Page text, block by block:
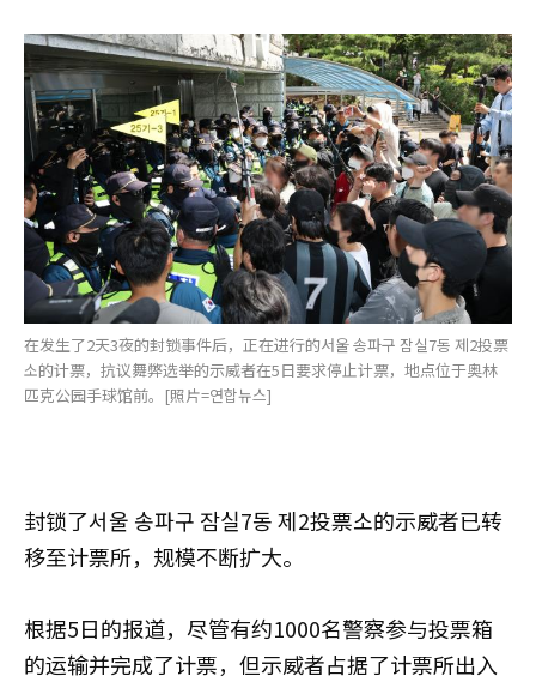
在发生了2天3夜的封锁事件后，正在进行的서울 송파구 잠실7동 제2投票
소的计票，抗议舞弊选举的示威者在5日要求停止计票，地点位于奥林
匹克公园手球馆前。[照片=연합뉴스]
封锁了서울 송파구 잠실7동 제2投票소的示威者已转
移至计票所，规模不断扩大。
根据5日的报道，尽管有约1000名警察参与投票箱
的运输并完成了计票，但示威者占据了计票所出入